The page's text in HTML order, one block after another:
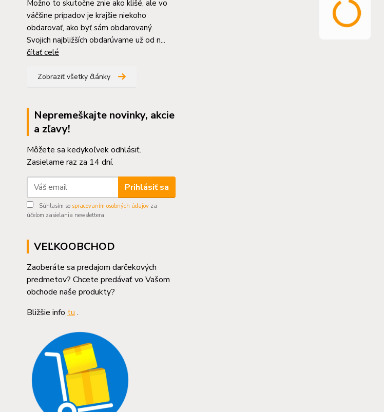
Možno to skutočne znie ako klišé, ale vo
väčšine prípadov je krajšie niekoho
obdarovať, ako byť sám obdarovaný.
Svojich najbližších obdarúvame už od n...
čítať celé
Zobraziť všetky články
Nepremeškajte novinky, akcie
a zľavy!
Môžete sa kedykoľvek odhlásiť.
Zasielame raz za 14 dní.
Prihlásiť sa
Súhlasím so spracovaním osobných údajov za
účelom zasielania newslettera.
VEĽKOOBCHOD
Zaoberáte sa predajom darčekových
predmetov? Chcete predávať vo Vašom
obchode naše produkty?
Bližšie info tu .